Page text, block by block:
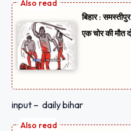
बिहार :
एक चोर की मौत
input – daily bihar